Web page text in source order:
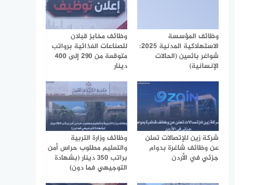
وظائف المؤسسة
الاستهلاكية المدنية 2025:
شواغر بائعين (الحالات
الإنسانية)
وظائف مخابز قبلان
للصناعات الغذائية برواتب
متوقعة من 290 إلى 400
دينار
شركة زين للإتصالات تعلن
عن وظائف شاغرة بدوام
جزئي في الأردن
وظائف وزارة التربية
والتعليم مطلوب حراس أمن
براتب 350 دينار (بشهادة
التوجيهي فما دون)